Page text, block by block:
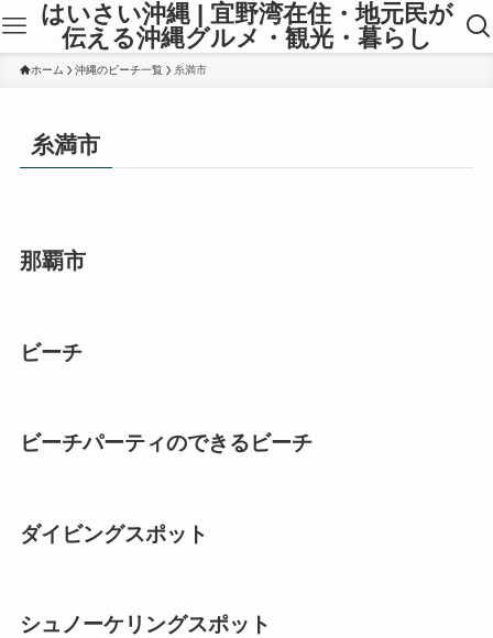
はいさい沖縄 | 宜野湾在住・地元民が
伝える沖縄グルメ・観光・暮らし
ホーム 沖縄のビーチ一覧 糸満市
糸満市
那覇市
ビーチ
ビーチパーティのできるビーチ
ダイビングスポット
シュノーケリングスポット